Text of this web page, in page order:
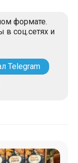
формате.
в соц.сетях и
Telegram